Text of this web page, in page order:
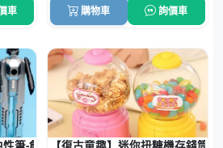
車 購物車 詢價車